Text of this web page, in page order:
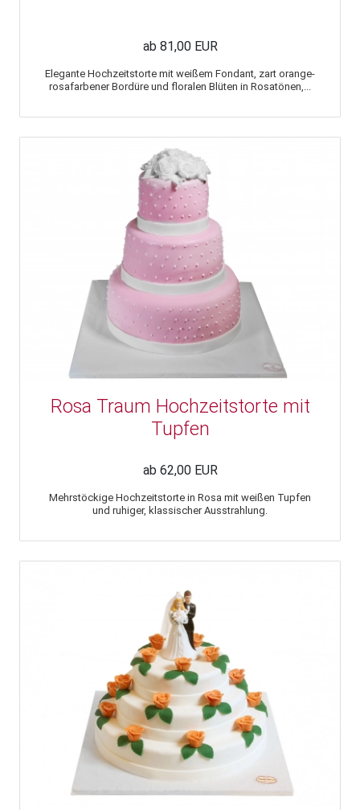
ab 81,00 EUR
Elegante Hochzeitstorte mit weißem Fondant, zart orange-
rosafarbener Bordüre und floralen Blüten in Rosatönen,...
Rosa Traum Hochzeitstorte mit
Tupfen
ab 62,00 EUR
Mehrstöckige Hochzeitstorte in Rosa mit weißen Tupfen
und ruhiger, klassischer Ausstrahlung.